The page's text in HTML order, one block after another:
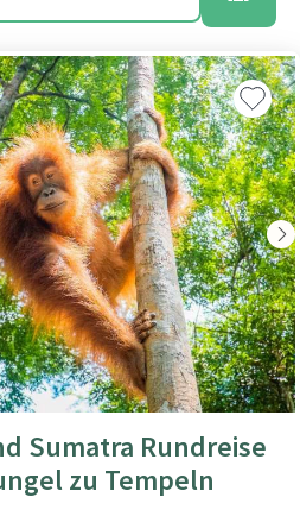
Sumatra Rundreise
zu Tempeln